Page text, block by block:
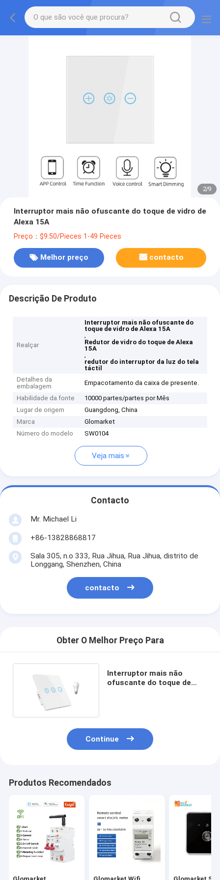
2/9
Interruptor mais não ofuscante do toque de vidro de
Alexa 15A
Preço：$9.50/Pieces 1-49 Pieces
Melhor preço contacto
Descrição De Produto
Realçar
Interruptor mais não ofuscante do
toque de vidro de Alexa 15A
,
Redutor de vidro do toque de Alexa
15A
,
redutor do interruptor da luz do tela
táctil
Detalhes da
embalagem
Empacotamento da caixa de presente.
Habilidade da fonte
10000 partes/partes por Mês
Lugar de origem
Guangdong, China
Marca
Glomarket
Número do modelo
SW0104
Veja mais
Contacto
Mr. Michael Li
+86-13828868817
Sala 305, n.o 333, Rua Jihua, Rua Jihua, distrito de
Longgang, Shenzhen, China
contacto
Obter O Melhor Preço Para
Interruptor mais não
ofuscante do toque de
Continue
Produtos Recomendados